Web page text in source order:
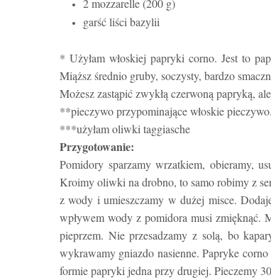
2 mozzarelle (200 g)
garść liści bazylii
* Użyłam włoskiej papryki corno. Jest to
Miąższ średnio gruby, soczysty, bardzo
Możesz zastąpić zwykłą czerwoną papryką,
**pieczywo przypominające włoskie
***użyłam oliwki taggiasche
Przygotowanie:
Pomidory sparzamy wrzatkiem, obieramy,
Kroimy oliwki na drobno, to samo robimy z
z wody i umieszczamy w dużej misce.
wpływem wody z pomidora musi
pieprzem. Nie przesadzamy z solą, bo
wykrawamy gniazdo nasienne. Papryke
formie papryki jedna przy drugiej. Pieczemy